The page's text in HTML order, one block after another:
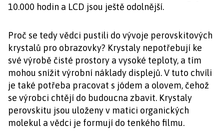
10.000 hodin a LCD jsou ještě odolnější.
Proč se tedy vědci pustili do vývoje perovskitových
krystalů pro obrazovky? Krystaly nepotřebují ke
své výrobě čisté prostory a vysoké teploty, a tím
mohou snížit výrobní náklady displejů. V tuto chvíli
je také potřeba pracovat s jódem a olovem, čehož
se výrobci chtějí do budoucna zbavit. Krystaly
perovskitu jsou uloženy v matici organických
molekul a vědci je formují do tenkého filmu.